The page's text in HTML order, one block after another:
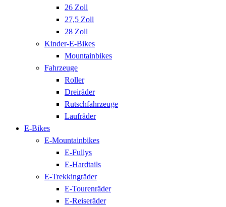
26 Zoll
27,5 Zoll
28 Zoll
Kinder-E-Bikes
Mountainbikes
Fahrzeuge
Roller
Dreiräder
Rutschfahrzeuge
Laufräder
E-Bikes
E-Mountainbikes
E-Fullys
E-Hardtails
E-Trekkingräder
E-Tourenräder
E-Reiseräder